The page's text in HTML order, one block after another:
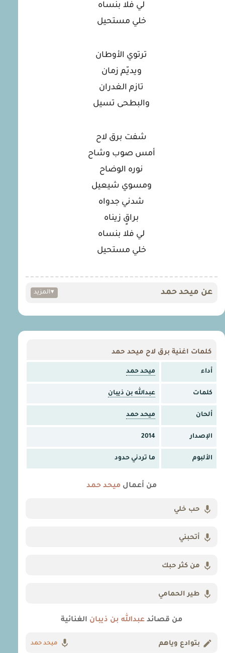
لي فلا بنساه
خلي مستحيل
ترتوي الأوطان
ويديّم زمان
تازم الغدران
والبطحى تسيل
شفت برق لاح
أمس صوب وشاح
نوره الوضاح
ومسوي شيعيل
شدني جدواه
براقٍ زيناه
لي فلا بنساه
خلي مستحيل
عن ميحد حمد ▾المزيد
كلمات اغنية برق لاح ميحد حمد
أداء ميحد حمد
كلمات عبدالله بن ذيبان
ألحان ميحد حمد
الإصدار 2014
الألبوم ما تردني حدود
من أعمال ميحد حمد
حب خلي
أتحبني
من كثر حبك
طير الحمامي
من قصائدعبدالله بن ذيبان الغنائية
بتوادع وياهم ميحد حمد